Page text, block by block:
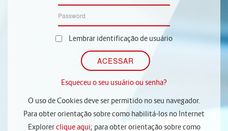
Lembrar identificação de usuário
Esqueceu o seu usuário ou senha?
O uso de Cookies deve ser permitido no seu navegador.
Para obter orientação sobre como habilitá-los no Internet
Explorerclique aqui; para obter orientação sobre como